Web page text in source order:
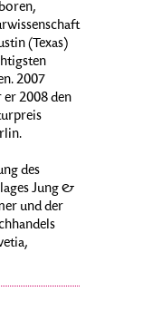
(Texas)
2007
er 2008 den
des
Jung &
und der